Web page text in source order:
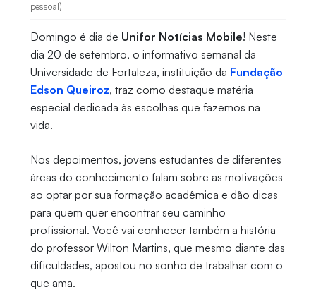
pessoal)
Domingo é dia de Unifor Notícias Mobile! Neste
dia 20 de setembro, o informativo semanal da
Universidade de Fortaleza, instituição da Fundação
Edson Queiroz, traz como destaque matéria
especial dedicada às escolhas que fazemos na
vida.
Nos depoimentos, jovens estudantes de diferentes
áreas do conhecimento falam sobre as motivações
ao optar por sua formação acadêmica e dão dicas
para quem quer encontrar seu caminho
profissional. Você vai conhecer também a história
do professor Wilton Martins, que mesmo diante das
dificuldades, apostou no sonho de trabalhar com o
que ama.